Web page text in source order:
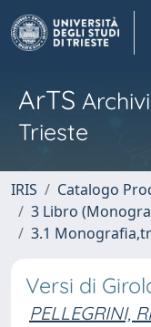
ArTS
Trieste
IRIS
Catalogo
3 Libro
3.1
Versi di
PELLEGRINI,